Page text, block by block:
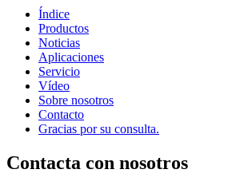
Índice
Productos
Noticias
Aplicaciones
Servicio
Vídeo
Sobre nosotros
Contacto
Gracias por su consulta.
Contacta con nosotros